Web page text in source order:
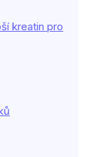
kreatin pro